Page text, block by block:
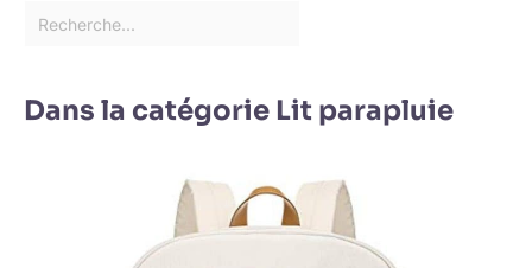
Dans la catégorie Lit parapluie